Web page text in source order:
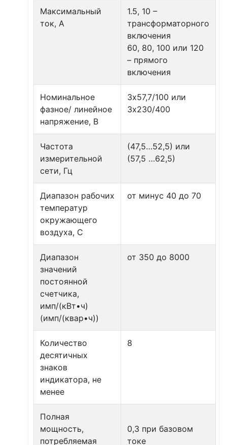
Максимальный
ток, А
1.5, 10 –
трансформаторного
включения
60, 80, 100 или 120
– прямого
включения
Номинальное
фазное/ линейное
напряжение, В
3х57,7/100 или
3х230/400
Частота
измерительной
сети, Гц
(47,5…52,5) или
(57,5 …62,5)
Диапазон рабочих
температур
окружающего
воздуха, С
от минус 40 до 70
Диапазон
значений
постоянной
счетчика,
имп/(кВт•ч)
(имп/(квар•ч))
от 350 до 8000
Количество
десятичных
знаков
индикатора, не
менее
8
Полная
мощность,
потребляемая
0,3 при базовом
токе